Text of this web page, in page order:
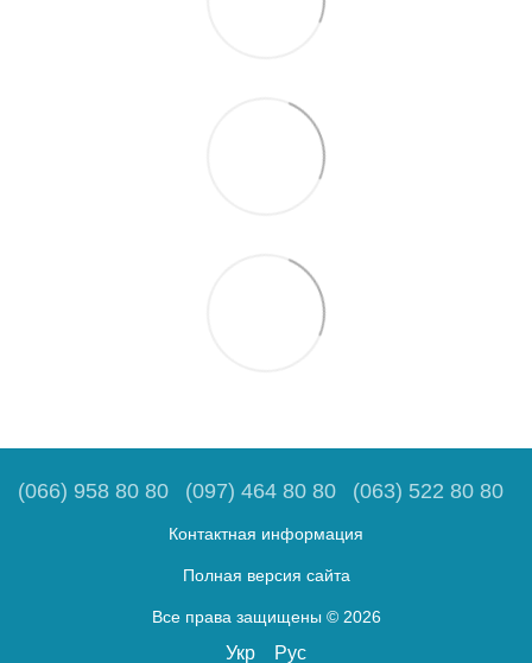
(066) 958 80 80 (097) 464 80 80 (063) 522 80 80
Контактная информация
Полная версия сайта
Все права защищены © 2026
Укр Рус